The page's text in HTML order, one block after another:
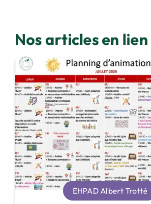
Nos articles en lien
EHPAD Albert Trotté